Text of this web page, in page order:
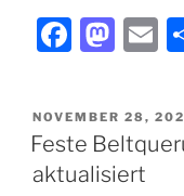
durchs
Moor“
F
c
e
b
M
st
o
d
E
l
VERÖFFENTLICHT
AM
NOVEMBER 28,
Feste
aktualisiert